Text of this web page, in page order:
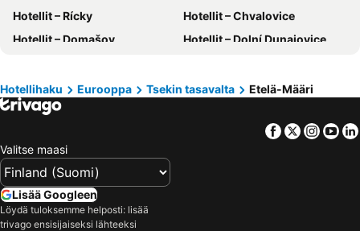
Hotellit – Rícky
Hotellit – Chvalovice
Hotellit – Domašov
Hotellit – Dolní Dunajovice
Hotellit – Hodonín
Hotellit – BlaZovice
Hotellit – Blucina
Hotellit – Breclav
Hotellit – Pasohlávky
Hotellit – Kyjov
Hotellit – Zabcice
Hotellit – Strachotín
Hotellihaku Eurooppa Tsekin tasavalta Etelä-Määri
Facebook
Twitter
Valitse maasi
Lisää Googleen
Löydä tuloksemme helposti: lisää
trivago ensisijaiseksi lähteeksi